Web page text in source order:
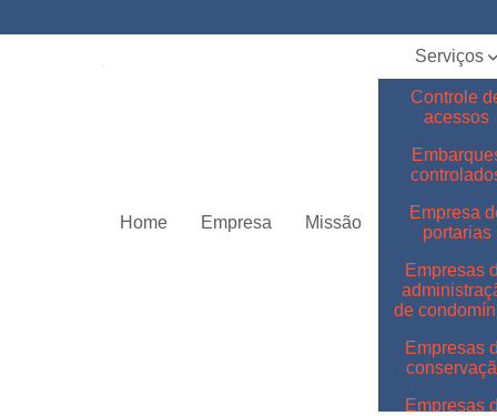
Home Empresa Missão
Serviços
Controle
acessos
Empresa
portarias
Empresas
de
Empresas
Empresas